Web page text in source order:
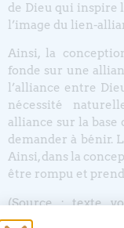
de Dieu qui inspire
l’image du lien-
Ainsi, la
fonde sur une
l’alliance entre
nécessité
alliance sur la base
demander à bénir.
Ainsi, dans la
être rompu et
(Source : texte
novembre 2019)